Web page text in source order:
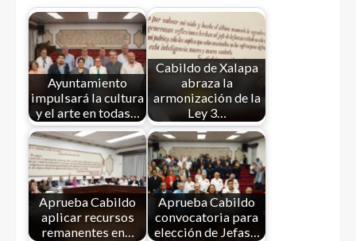
Ayuntamiento
impulsará la cultura
y el arte en todas…
Cabildo de Xalapa
abraza la
armonización de la
Ley 3…
Aprueba Cabildo
aplicar recursos
remanentes en…
Aprueba Cabildo
convocatoria para
elección de Jefas…